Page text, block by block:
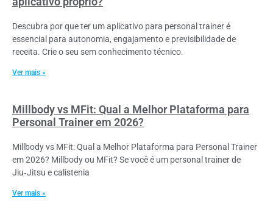
Descubra por que ter um aplicativo para personal trainer é
essencial para autonomia, engajamento e previsibilidade de
receita. Crie o seu sem conhecimento técnico.
Ver mais »
Millbody vs MFit: Qual a Melhor Plataforma para
Personal Trainer em 2026?
Millbody vs MFit: Qual a Melhor Plataforma para Personal Trainer
em 2026? Millbody ou MFit? Se você é um personal trainer de
Jiu‑Jitsu e calistenia
Ver mais »